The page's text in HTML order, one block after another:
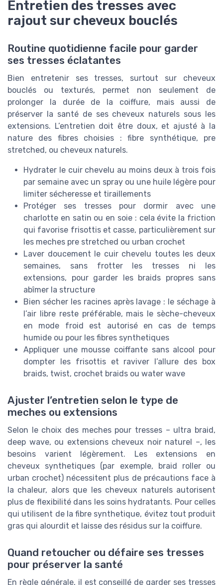
Entretien des tresses avec
rajout sur cheveux bouclés
Routine quotidienne facile pour garder
ses tresses éclatantes
Bien entretenir ses tresses, surtout sur cheveux
bouclés ou texturés, permet non seulement de
prolonger la durée de la coiffure, mais aussi de
préserver la santé de ses cheveux naturels sous les
extensions. L’entretien doit être doux, et ajusté à la
nature des fibres choisies : fibre synthétique, pre
stretched, ou cheveux naturels.
Hydrater le cuir chevelu au moins deux à trois fois
par semaine avec un spray ou une huile légère pour
limiter sécheresse et tiraillements
Protéger ses tresses pour dormir avec une
charlotte en satin ou en soie : cela évite la friction
qui favorise frisottis et casse, particulièrement sur
les meches pre stretched ou urban crochet
Laver doucement le cuir chevelu toutes les deux
semaines, sans frotter les tresses ni les
extensions, pour garder les braids propres sans
abîmer la structure
Bien sécher les racines après lavage : le séchage à
l’air libre reste préférable, mais le sèche-cheveux
en mode froid est autorisé en cas de temps
humide ou pour les fibres synthetiques
Appliquer une mousse coiffante sans alcool pour
dompter les frisottis et raviver l’allure des box
braids, twist, crochet braids ou water wave
Ajuster l’entretien selon le type de
meches ou extensions
Selon le choix des meches pour tresses – ultra braid,
deep wave, ou extensions cheveux noir naturel –, les
besoins varient légèrement. Les extensions en
cheveux synthetiques (par exemple, braid roller ou
urban crochet) nécessitent plus de précautions face à
la chaleur, alors que les cheveux naturels autorisent
plus de flexibilité dans les soins hydratants. Pour celles
qui utilisent de la fibre synthetique, évitez tout produit
gras qui alourdit et laisse des résidus sur la coiffure.
Quand retoucher ou défaire ses tresses
pour préserver la santé
En règle générale, il est conseillé de garder ses tresses